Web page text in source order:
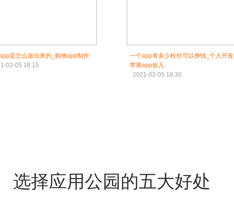
是怎么做出来的_购物app制作
02-05 18:15
一个app有多少粉丝可以挣钱_个人开发
苹果app收入
2021-02-05 18:30
选择应用公园的五大好处